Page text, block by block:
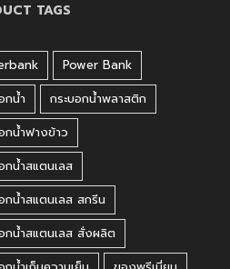
TAGS
Power Bank
กน้ำ
กระบอกน้ำพลาสติก
กน้ำฟางข้าว
กน้ำสแตนเลส
กน้ำสแตนเลส สกรีน
กน้ำสแตนเลส สั่งผลิต